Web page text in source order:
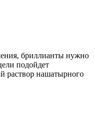
бриллианты нужно
подойдет
раствор нашатырного